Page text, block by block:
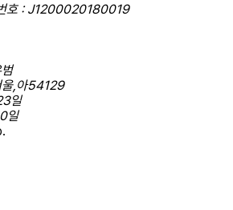
호 : J1200020180019
울,아54129
일
일